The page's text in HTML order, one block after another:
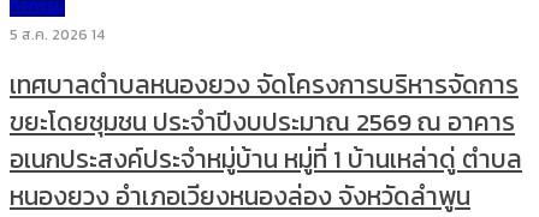
กิจกรรม
5 ส.ค. 2026 14
เทศบาลตำบลหนองยวง จัดโครงการบริหารจัดการ
ขยะโดยชุมชน ประจำปีงบประมาณ 2569 ณ อาคาร
อเนกประสงค์ประจำหมู่บ้าน หมู่ที่ 1 บ้านเหล่าดู่ ตำบล
หนองยวง อำเภอเวียงหนองล่อง จังหวัดลำพูน